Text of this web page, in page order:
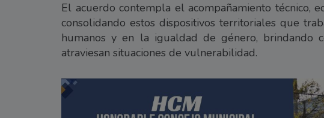
El acuerdo contempla el acompañamiento técnico,
consolidando estos dispositivos territoriales que
humanos y en la igualdad de género, brindando
atraviesan situaciones de vulnerabilidad.